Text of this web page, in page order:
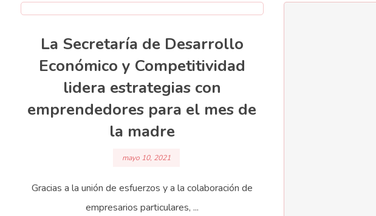
La Secretaría de Desarrollo
Económico y Competitividad
lidera estrategias con
emprendedores para el mes de
la madre
mayo 10, 2021
Gracias a la unión de esfuerzos y a la colaboración de
empresarios particulares, ...